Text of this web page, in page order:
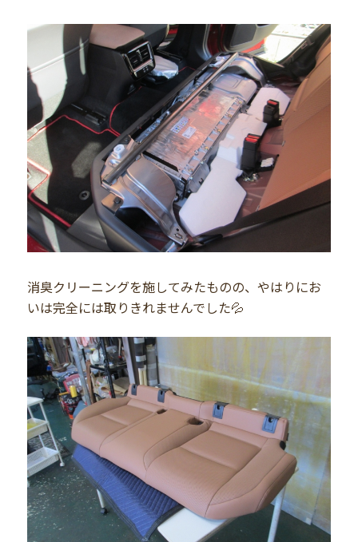
消臭クリーニングを施してみたものの、やはりにお
いは完全には取りきれませんでした💦